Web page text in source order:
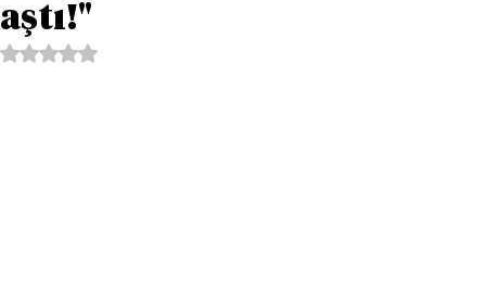
aştı!"
5 üzerinden NaN yıldız